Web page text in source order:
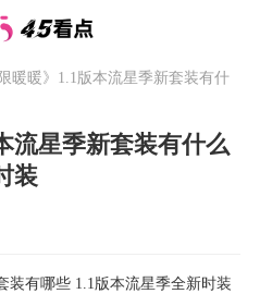
限暖暖》1.1版本流星季新套装有什
流星季新套装有什么
装
装有哪些 1.1版本流星季全新时装